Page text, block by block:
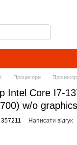
Процесори
Intel Core I7-
w/o
Написати відгук